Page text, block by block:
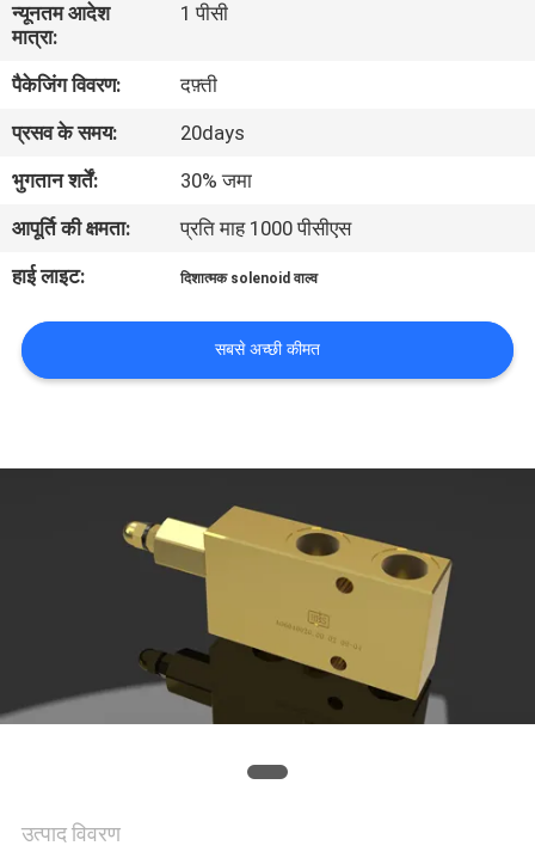
गुणवत्ता
नियंत्रण
संपर्क
करें
समाचार
एक
गोपनीयता
नीति
न्यूनतम आदेश
मात्रा:
1 पीसी
पैकेजिंग विवरण:
दफ़्ती
प्रसव के समय:
20days
भुगतान शर्तें:
30% जमा
आपूर्ति की क्षमता:
प्रति माह 1000 पीसीएस
हाई लाइट:
दिशात्मक solenoid वाल्व
सबसे अच्छी कीमत
उत्पाद विवरण